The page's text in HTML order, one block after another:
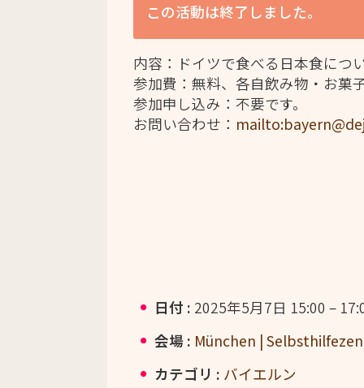
この活動は終了しました。
内容：ドイツで食べる日本食につ
参加費：無料、各自飲み物・お菓
参加申し込み：不要です。
お問い合わせ：
日付 : 2025年5月7日 15:00 –
会場 : München |
カテゴリ : バイエルン